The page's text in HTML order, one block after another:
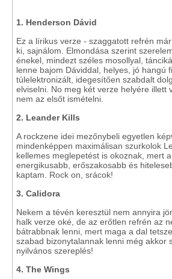
1. Henderson Dávid
Ez a lírikus verze - szaggatott refrén
ki, sajnálom. Elmondása szerint
énekel, mindezt széles mosollyal,
lenne bajom Dáviddal, helyes, jó hangú
túlelektronizált, idegesítően szabdalt
elviselni. No meg két verze helyére illett
nem az elsőt ismételni.
2. Leander Kills
A rockzene idei mezőnybeli egyetlen
mindenképpen maximálisan szurkolok
kellemes meglepetést is okoznak, mert
energikusabb, erőszakosabb és
kaptam. Rock on, srácok!
3. Calidora
Nekem a tévén keresztül nem annyira
halk verze oké, de az erőtlen refrén az
bátrabbnak lenni, mert maga a dal
szabad bizonytalannak lenni még akkor
nyilvános szereplés!
4. The Wings